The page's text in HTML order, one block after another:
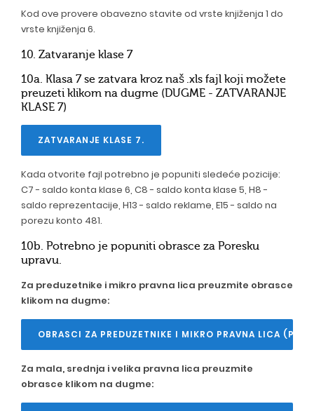
Kod ove provere obavezno stavite od vrste knjiženja 1 do
vrste knjiženja 6.
10. Zatvaranje klase 7
10a. Klasa 7 se zatvara kroz naš .xls fajl koji možete
preuzeti klikom na dugme (DUGME - ZATVARANJE
KLASE 7)
ZATVARANJE KLASE 7.
Kada otvorite fajl potrebno je popuniti sledeće pozicije:
C7 - saldo konta klase 6, C8 - saldo konta klase 5, H8 -
saldo reprezentacije, H13 - saldo reklame, E15 - saldo na
porezu konto 481.
10b. Potrebno je popuniti obrasce za Poresku
upravu.
Za preduzetnike i mikro pravna lica preuzmite obrasce
klikom na dugme:
OBRASCI ZA PREDUZETNIKE I MIKRO PRAVNA LICA
Za mala, srednja i velika pravna lica preuzmite
obrasce klikom na dugme: